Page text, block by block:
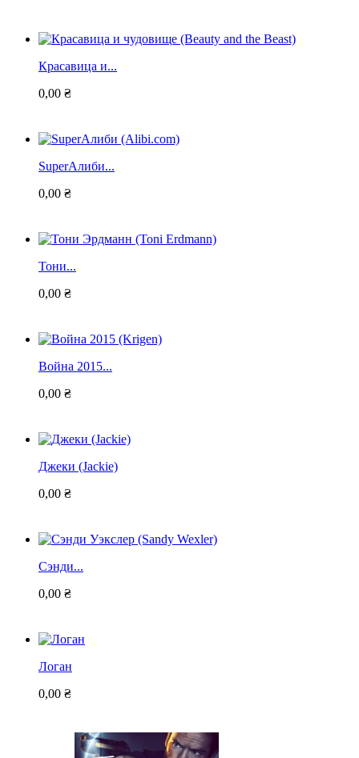
Красавица и...
0,00 ₴
SuperАлиби...
0,00 ₴
Тони...
0,00 ₴
Война 2015...
0,00 ₴
Джеки (Jackie)
0,00 ₴
Сэнди...
0,00 ₴
Логан
0,00 ₴